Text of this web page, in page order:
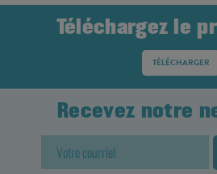
Téléchargez le
TÉLÉCHARGER
Recevez notre